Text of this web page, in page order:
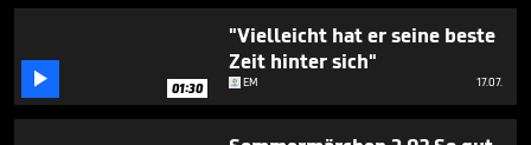
 01:30
"Vielleicht hat er seine beste
Zeit hinter sich"
EM 17.07.